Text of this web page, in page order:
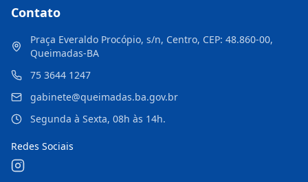
Contato
Praça Everaldo Procópio, s/n, Centro, CEP: 48.860-00,
Queimadas-BA
75 3644 1247
gabinete@queimadas.ba.gov.br
Segunda à Sexta, 08h às 14h.
Redes Sociais